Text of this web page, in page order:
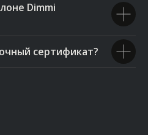
Dimmi
сертификат?